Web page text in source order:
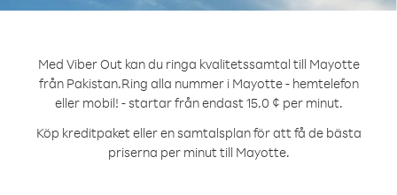
Med Viber Out kan du ringa kvalitetssamtal till Mayotte
från Pakistan.Ring alla nummer i Mayotte - hemtelefon
eller mobil! - startar från endast 15.0 ¢ per minut.
Köp kreditpaket eller en samtalsplan för att få de bästa
priserna per minut till Mayotte.